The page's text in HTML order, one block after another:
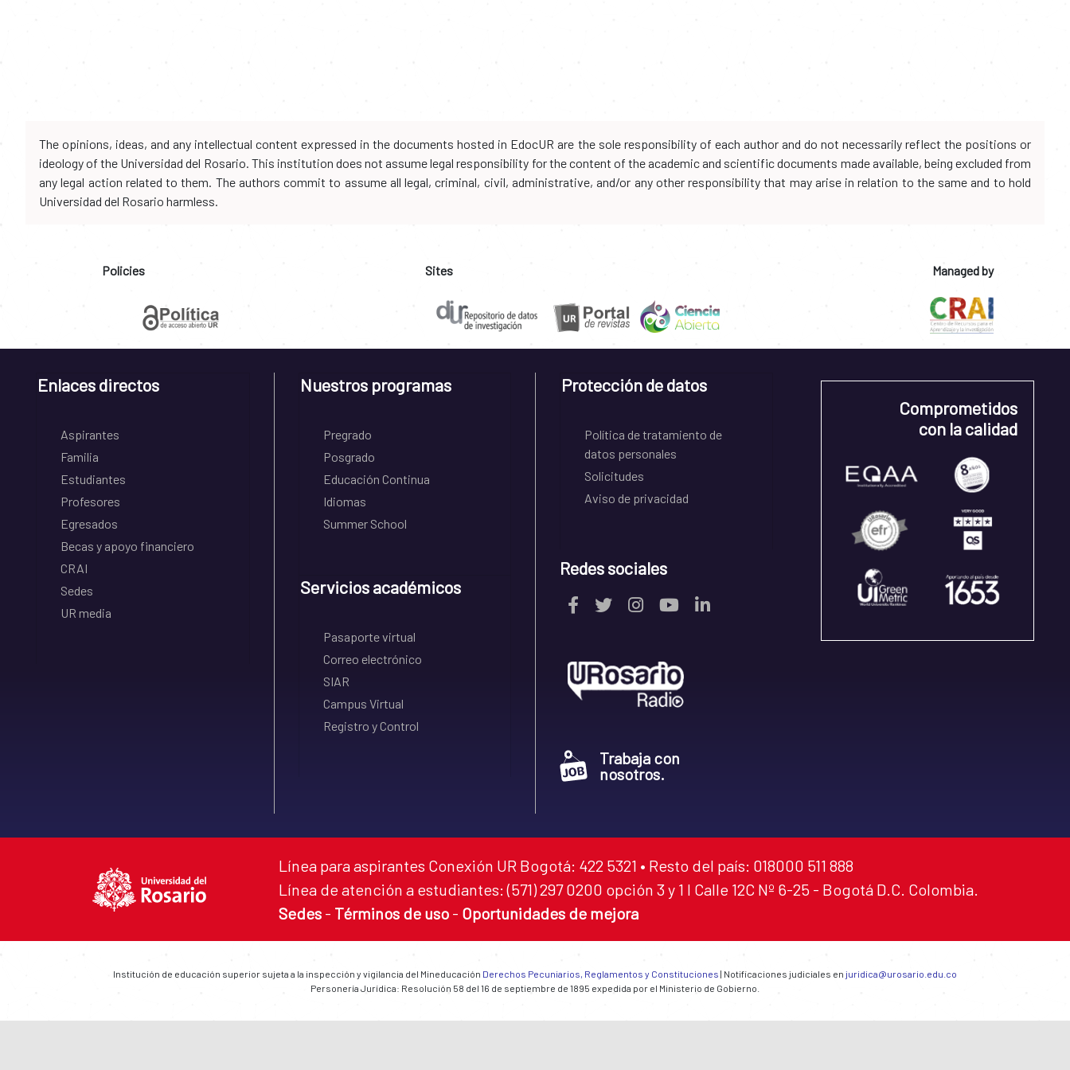
The opinions, ideas, and any intellectual content expressed in the documents hosted in EdocUR are the sole responsibility of each author and do not necessarily reflect the positions or
ideology of the Universidad del Rosario. This institution does not assume legal responsibility for the content of the academic and scientific documents made available, being excluded from
any legal action related to them. The authors commit to assume all legal, criminal, civil, administrative, and/or any other responsibility that may arise in relation to the same and to hold
Universidad del Rosario harmless.
Policies Sites Managed by
Enlaces directos
Aspirantes
Familia
Estudiantes
Profesores
Egresados
Becas y apoyo financiero
CRAI
Sedes
UR media
Nuestros programas
Pregrado
Posgrado
Educación Continua
Idiomas
Summer School
Servicios académicos
Pasaporte virtual
Correo electrónico
SIAR
Campus Virtual
Registro y Control
Protección de datos
Política de tratamiento de
datos personales
Solicitudes
Aviso de privacidad
Redes sociales
Trabaja con
nosotros.
Comprometidos
con la calidad
Línea para aspirantes Conexión UR Bogotá: 422 5321 • Resto del país: 018000 511 888
Línea de atención a estudiantes: (571) 297 0200 opción 3 y 1 I Calle 12C Nº 6-25 - Bogotá D.C. Colombia.
Sedes - Términos de uso - Oportunidades de mejora
Institución de educación superior sujeta a la inspección y vigilancia del Mineducación Derechos Pecuniarios, Reglamentos y Constituciones | Notificaciones judiciales en juridica@urosario.edu.co
Personería Jurídica: Resolución 58 del 16 de septiembre de 1895 expedida por el Ministerio de Gobierno.